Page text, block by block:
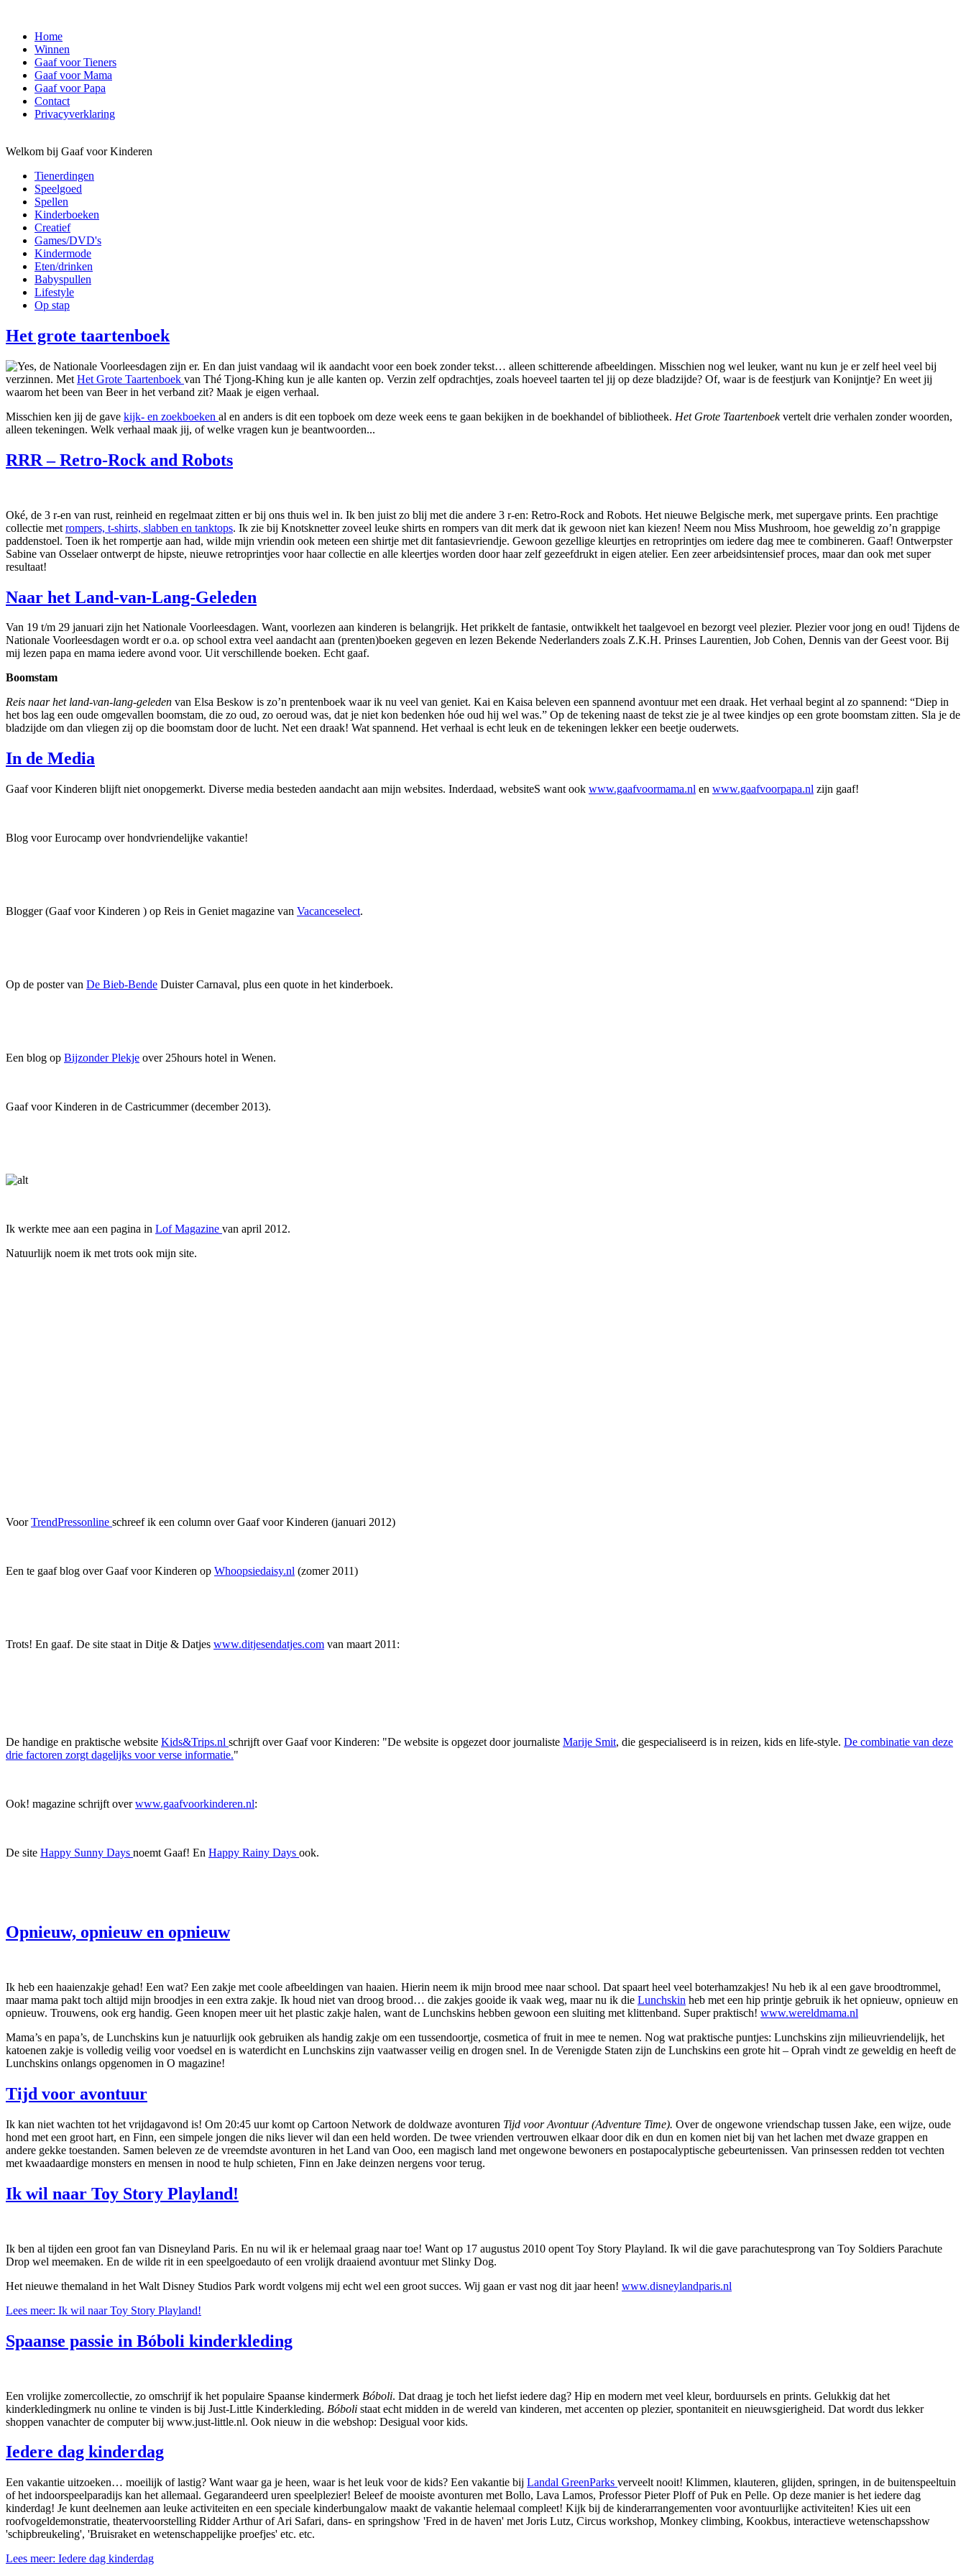
Home
Winnen
Gaaf voor Tieners
Gaaf voor Mama
Gaaf voor Papa
Contact
Privacyverklaring
Welkom bij Gaaf voor Kinderen
Tienerdingen
Speelgoed
Spellen
Kinderboeken
Creatief
Games/DVD's
Kindermode
Eten/drinken
Babyspullen
Lifestyle
Op stap
Het grote taartenboek
Yes, de Nationale Voorleesdagen zijn er. En dan juist vandaag wil ik aandacht voor een boek zonder tekst… alleen schitterende afbeeldingen. Misschien nog wel leuker, want nu kun je er zelf heel veel bij
verzinnen. Met Het Grote Taartenboek van Thé Tjong-Khing kun je alle kanten op. Verzin zelf opdrachtjes, zoals hoeveel taarten tel jij op deze bladzijde? Of, waar is de feestjurk van Konijntje? En weet jij
waarom het been van Beer in het verband zit? Maak je eigen verhaal.
Misschien ken jij de gave kijk- en zoekboeken al en anders is dit een topboek om deze week eens te gaan bekijken in de boekhandel of bibliotheek. Het Grote Taartenboekvertelt drie verhalen zonder woorden,
alleen tekeningen. Welk verhaal maak jij, of welke vragen kun je beantwoorden...
RRR – Retro-Rock and Robots
Oké, de 3 r-en van rust, reinheid en regelmaat zitten er bij ons thuis wel in. Ik ben juist zo blij met die andere 3 r-en: Retro-Rock and Robots. Het nieuwe Belgische merk, met supergave prints. Een prachtige
collectie met rompers, t-shirts, slabben en tanktops. Ik zie bij Knotsknetter zoveel leuke shirts en rompers van dit merk dat ik gewoon niet kan kiezen! Neem nou Miss Mushroom, hoe geweldig zo’n grappige
paddenstoel. Toen ik het rompertje aan had, wilde mijn vriendin ook meteen een shirtje met dit fantasievriendje. Gewoon gezellige kleurtjes en retroprintjes om iedere dag mee te combineren. Gaaf! Ontwerpster
Sabine van Osselaer ontwerpt de hipste, nieuwe retroprintjes voor haar collectie en alle kleertjes worden door haar zelf gezeefdrukt in eigen atelier. Een zeer arbeidsintensief proces, maar dan ook met super
resultaat!
Naar het Land-van-Lang-Geleden
Van 19 t/m 29 januari zijn het Nationale Voorleesdagen. Want, voorlezen aan kinderen is belangrijk. Het prikkelt de fantasie, ontwikkelt het taalgevoel en bezorgt veel plezier. Plezier voor jong en oud! Tijdens de
Nationale Voorleesdagen wordt er o.a. op school extra veel aandacht aan (prenten)boeken gegeven en lezen Bekende Nederlanders zoals Z.K.H. Prinses Laurentien, Job Cohen, Dennis van der Geest voor. Bij
mij lezen papa en mama iedere avond voor. Uit verschillende boeken. Echt gaaf.
Boomstam
Reis naar het land-van-lang-geleden van Elsa Beskow is zo’n prentenboek waar ik nu veel van geniet. Kai en Kaisa beleven een spannend avontuur met een draak. Het verhaal begint al zo spannend: “Diep in
het bos lag een oude omgevallen boomstam, die zo oud, zo oeroud was, dat je niet kon bedenken hóe oud hij wel was.” Op de tekening naast de tekst zie je al twee kindjes op een grote boomstam zitten. Sla je de
bladzijde om dan vliegen zij op die boomstam door de lucht. Net een draak! Wat spannend. Het verhaal is echt leuk en de tekeningen lekker een beetje ouderwets.
In de Media
Gaaf voor Kinderen blijft niet onopgemerkt. Diverse media besteden aandacht aan mijn websites. Inderdaad, websiteS want ook www.gaafvoormama.nl en www.gaafvoorpapa.nl zijn gaaf!
Blog voor Eurocamp over hondvriendelijke vakantie!
Blogger (Gaaf voor Kinderen ) op Reis in Geniet magazine van Vacanceselect.
Op de poster van De Bieb-Bende Duister Carnaval, plus een quote in het kinderboek.
Een blog op Bijzonder Plekje over 25hours hotel in Wenen.
Gaaf voor Kinderen in de Castricummer (december 2013).
Ik werkte mee aan een pagina in Lof Magazine van april 2012.
Natuurlijk noem ik met trots ook mijn site.
VoorTrendPressonline schreef ik een column over Gaaf voor Kinderen (januari 2012)
Een te gaaf blog over Gaaf voor Kinderen op Whoopsiedaisy.nl (zomer 2011)
Trots! En gaaf. De site staat in Ditje & Datjes www.ditjesendatjes.com van maart 2011:
De handige en praktische website Kids&Trips.nl schrijft over Gaaf voor Kinderen: "De website is opgezet door journaliste Marije Smit, die gespecialiseerd is in reizen, kids en life-style. De combinatie van deze
drie factoren zorgt dagelijks voor verse informatie."
Ook! magazine schrijft overwww.gaafvoorkinderen.nl:
De site Happy Sunny Days noemt Gaaf! En Happy Rainy Days ook.
Opnieuw, opnieuw en opnieuw
Ik heb een haaienzakje gehad! Een wat? Een zakje met coole afbeeldingen van haaien. Hierin neem ik mijn brood mee naar school. Dat spaart heel veel boterhamzakjes! Nu heb ik al een gave broodtrommel,
maar mama pakt toch altijd mijn broodjes in een extra zakje. Ik houd niet van droog brood… die zakjes gooide ik vaak weg, maar nu ik die Lunchskin heb met een hip printje gebruik ik het opnieuw, opnieuw en
opnieuw. Trouwens, ook erg handig. Geen knopen meer uit het plastic zakje halen, want de Lunchskins hebben gewoon een sluiting met klittenband. Super praktisch! www.wereldmama.nl
Mama’s en papa’s, de Lunchskins kun je natuurlijk ook gebruiken als handig zakje om een tussendoortje, cosmetica of fruit in mee te nemen. Nog wat praktische puntjes: Lunchskins zijn milieuvriendelijk, het
katoenen zakje is volledig veilig voor voedsel en is waterdicht en Lunchskins zijn vaatwasser veilig en drogen snel. In de Verenigde Staten zijn de Lunchskins een grote hit – Oprah vindt ze geweldig en heeft de
Lunchskins onlangs opgenomen in O magazine!
Tijd voor avontuur
Ik kan niet wachten tot het vrijdagavond is! Om 20:45 uur komt op Cartoon Network de doldwaze avonturen Tijd voor Avontuur (Adventure Time). Over de ongewone vriendschap tussen Jake, een wijze, oude
hond met een groot hart, en Finn, een simpele jongen die niks liever wil dan een held worden. De twee vrienden vertrouwen elkaar door dik en dun en komen niet bij van het lachen met dwaze grappen en
andere gekke toestanden. Samen beleven ze de vreemdste avonturen in het Land van Ooo, een magisch land met ongewone bewoners en postapocalyptische gebeurtenissen. Van prinsessen redden tot vechten
met kwaadaardige monsters en mensen in nood te hulp schieten, Finn en Jake deinzen nergens voor terug.
Ik wil naar Toy Story Playland!
Ik ben al tijden een groot fan van Disneyland Paris. En nu wil ik er helemaal graag naar toe! Want op 17 augustus 2010 opent Toy Story Playland. Ik wil die gave parachutesprong van Toy Soldiers Parachute
Drop wel meemaken. En de wilde rit in een speelgoedauto of een vrolijk draaiend avontuur met Slinky Dog.
Het nieuwe themaland in het Walt Disney Studios Park wordt volgens mij echt wel een groot succes. Wij gaan er vast nog dit jaar heen! www.disneylandparis.nl
Lees meer: Ik wil naar Toy Story Playland!
Spaanse passie in Bóboli kinderkleding
Een vrolijke zomercollectie, zo omschrijf ik het populaire Spaanse kindermerk Bóboli. Dat draag je toch het liefst iedere dag? Hip en modern met veel kleur, borduursels en prints. Gelukkig dat het
kinderkledingmerk nu online te vinden is bij Just-Little Kinderkleding. Bóboli staat echt midden in de wereld van kinderen, met accenten op plezier, spontaniteit en nieuwsgierigheid. Dat wordt dus lekker
shoppen vanachter de computer bij www.just-little.nl. Ook nieuw in die webshop: Desigual voor kids.
Iedere dag kinderdag
Een vakantie uitzoeken… moeilijk of lastig? Want waar ga je heen, waar is het leuk voor de kids? Een vakantie bij Landal GreenParks verveelt nooit! Klimmen, klauteren, glijden, springen, in de buitenspeeltuin
of het indoorspeelparadijs kan het allemaal. Gegarandeerd uren speelplezier! Beleef de mooiste avonturen met Bollo, Lava Lamos, Professor Pieter Ploff of Puk en Pelle. Op deze manier is het iedere dag
kinderdag! Je kunt deelnemen aan leuke activiteiten en een speciale kinderbungalow maakt de vakantie helemaal compleet! Kijk bij de kinderarrangementen voor avontuurlijke activiteiten! Kies uit een
roofvogeldemonstratie, theatervoorstelling Ridder Arthur of Ari Safari, dans- en springshow 'Fred in de haven' met Joris Lutz, Circus workshop, Monkey climbing, Kookbus, interactieve wetenschapsshow
'schipbreukeling', 'Bruisraket en wetenschappelijke proefjes' etc. etc.
Lees meer: Iedere dag kinderdag